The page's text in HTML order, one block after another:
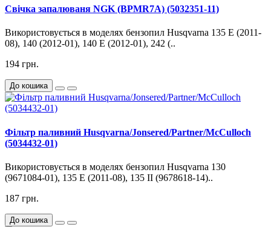
Свічка запалюваня NGK (BPMR7A) (5032351-11)
Використовується в моделях бензопил Husqvarna 135 E (2011-
08), 140 (2012-01), 140 E (2012-01), 242 (..
194 грн.
До кошика
Фільтр паливний Husqvarna/Jonsered/Partner/McCulloch
(5034432-01)
Використовується в моделях бензопил Husqvarna 130
(9671084-01), 135 E (2011-08), 135 II (9678618-14)..
187 грн.
До кошика